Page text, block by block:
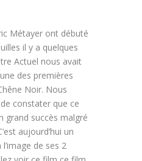
Métayer ont débuté
il y a quelques
Actuel nous avait
des premières
Noir. Nous
constater que ce
grand succès malgré
aujourd’hui un
de ses 2